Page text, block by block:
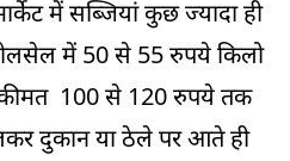
में सब्जियां कुछ ज्यादा ही
में 50 से 55 रुपये किलो
कीमत 100 से 120 रुपये तक
दुकान या ठेले पर आते ही